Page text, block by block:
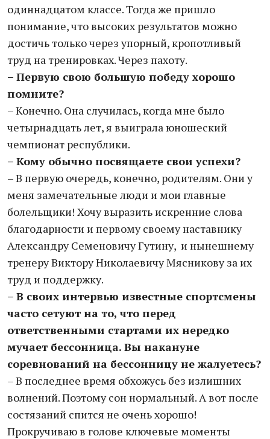
одиннадцатом классе. Тогда же пришло
понимание, что высоких результатов можно
достичь только через упорный, кропотливый
труд на тренировках. Через пахоту.
– Первую свою большую победу хорошо
помните?
– Конечно. Она случилась, когда мне было
четырнадцать лет, я выиграла юношеский
чемпионат республики.
– Кому обычно посвящаете свои успехи?
– В первую очередь, конечно, родителям. Они у
меня замечательные люди и мои главные
болельщики! Хочу выразить искренние слова
благодарности и первому своему наставнику
Александру Семеновичу Гутину, и нынешнему
тренеру Виктору Николаевичу Мясникову за их
труд и поддержку.
– В своих интервью известные спортсмены
часто сетуют на то, что перед
ответственными стартами их нередко
мучает бессонница. Вы накануне
соревнований на бессонницу не жалуетесь?
– В последнее время обхожусь без излишних
волнений. Поэтому сон нормальный. А вот после
состязаний спится не очень хорошо!
Прокручиваю в голове ключевые моменты